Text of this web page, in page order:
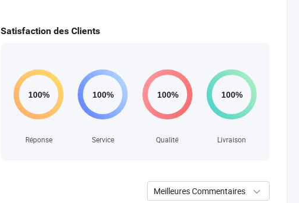
Satisfaction des Clients
Réponse Service Qualité Livraison
Meilleures Commentaires